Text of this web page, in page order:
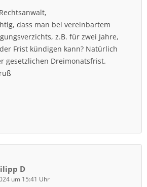
dass man bei vereinbartem
z.B. für zwei Jahre,
Frist kündigen kann? Natürlich
gesetzlichen Dreimonatsfrist.
D
um 15:41 Uhr